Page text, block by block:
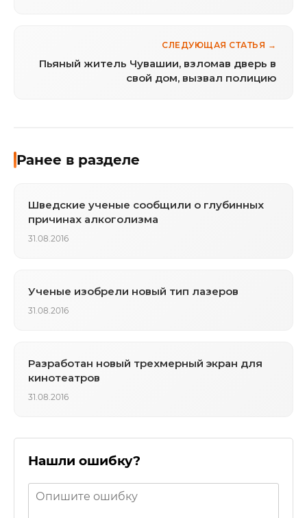
СЛЕДУЮЩАЯ СТАТЬЯ →
Пьяный житель Чувашии, взломав дверь в
свой дом, вызвал полицию
Ранее в разделе
Шведские ученые сообщили о глубинных
причинах алкоголизма
31.08.2016
Ученые изобрели новый тип лазеров
31.08.2016
Разработан новый трехмерный экран для
кинотеатров
31.08.2016
Нашли ошибку?